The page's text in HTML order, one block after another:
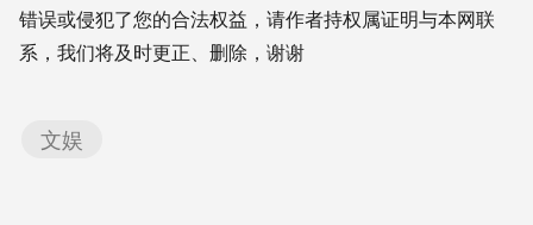
错误或侵犯了您的合法权益，请作者持权属证明与本网联
系，我们将及时更正、删除，谢谢
文娱